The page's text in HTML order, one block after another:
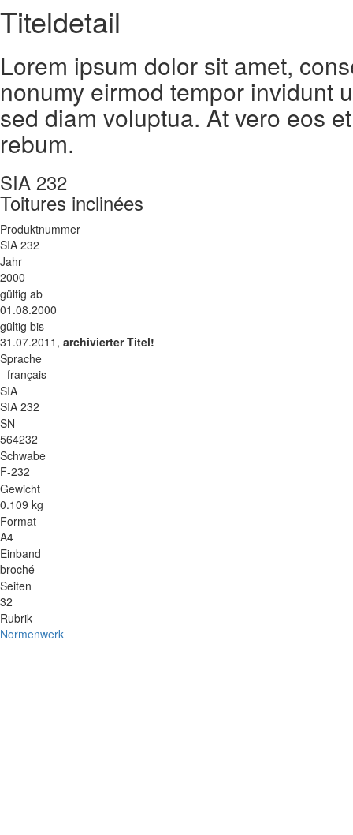
Titeldetail
Lorem ipsum dolor sit amet,
nonumy eirmod tempor invidunt
sed diam voluptua. At vero eos
rebum.
SIA 232
Toitures inclinées
Produktnummer
SIA 232
Jahr
2000
gültig ab
01.08.2000
gültig bis
31.07.2011, archivierter Titel!
Sprache
- français
SIA
SIA 232
SN
564232
Schwabe
F-232
Gewicht
0.109 kg
Format
A4
Einband
broché
Seiten
32
Rubrik
Normenwerk